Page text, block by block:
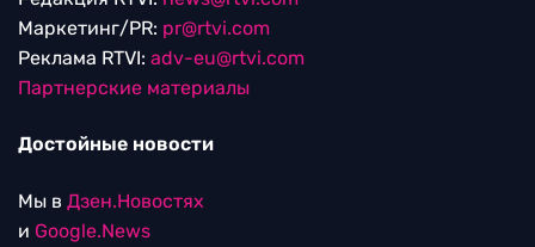
Маркетинг/PR: pr@rtvi.com
Реклама RTVI: adv-eu@rtvi.com
Партнерские материалы
Достойные новости
Мы в Дзен.Новостях
и Google.News